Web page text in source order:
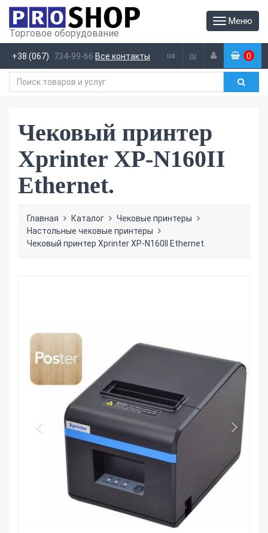
Меню
Торговое оборудование
+38 (067) 734-99-66 Все контакты ua ru (0 )
Чековый принтер
Xprinter XP-N160II
Ethernet.
Главная Каталог
Чековые принтеры
Настольные чековые принтеры
Чековый принтер Xprinter XP-N160II Ethernet.